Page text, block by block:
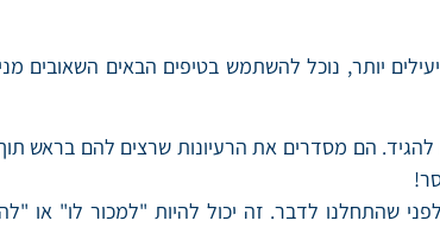
יותר, נוכל להשתמש בטיפים הבאים השאובים
הם מסדרים את הרעיונות שרצים להם בראש
שהתחלנו לדבר. זה יכול להיות "למכור לו"